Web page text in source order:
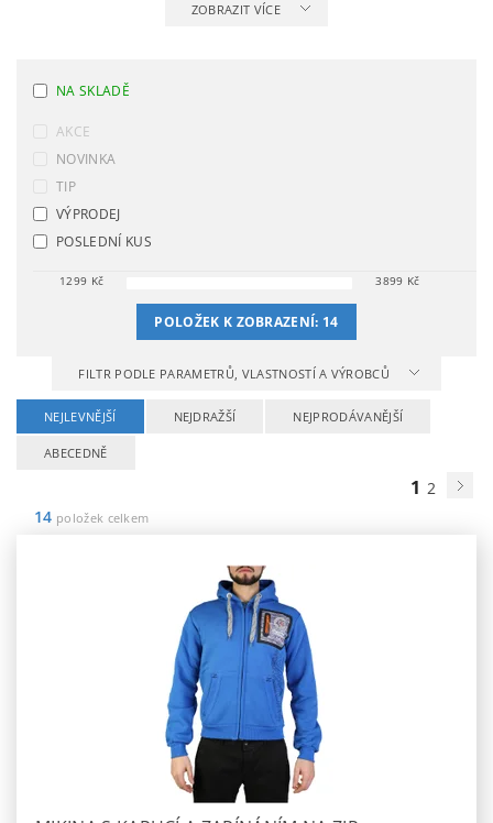
ZOBRAZIT VÍCE
NA SKLADĚ
AKCE
NOVINKA
TIP
VÝPRODEJ
POSLEDNÍ KUS
1299 Kč 3899 Kč
POLOŽEK K ZOBRAZENÍ: 14
FILTR PODLE PARAMETRŮ, VLASTNOSTÍ A VÝROBCŮ
NEJLEVNĚJŠÍ NEJDRAŽŠÍ NEJPRODÁVANĚJŠÍ
ABECEDNĚ
1 2
14 položek celkem